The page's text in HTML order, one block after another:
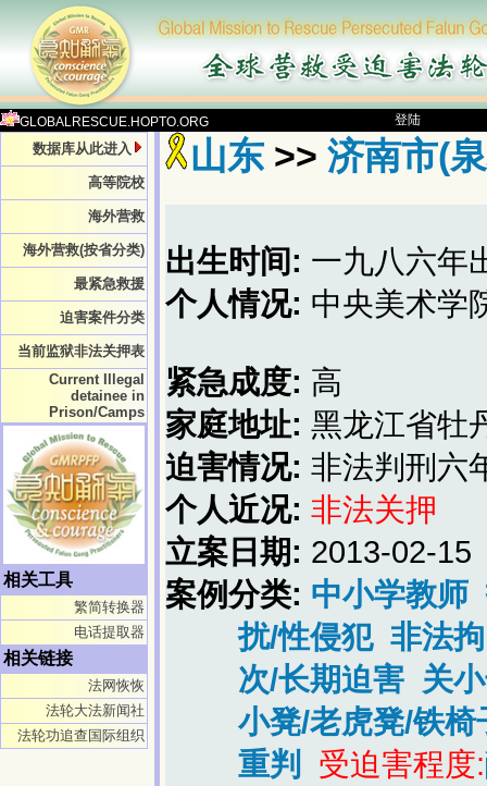
GLOBALRESCUE.HOPTO.ORG 登陆
数据库从此进入
高等院校
海外营救
海外营救(按省分类)
最紧急救援
迫害案件分类
当前监狱非法关押表
Current Illegal
detainee in
Prison/Camps
相关工具
繁简转换器
电话提取器
相关链接
法网恢恢
法轮大法新闻社
法轮功追查国际组织
山东 >> 济南市(
出生时间: 一九八六年
个人情况: 中央美术学
紧急成度: 高
家庭地址: 黑龙江省牡
迫害情况: 非法判刑六
个人近况: 非法关押
立案日期: 2013-02-15
案例分类: 中小学教师
扰/性侵犯 非法
次/长期迫害 关
小凳/老虎凳/铁椅
重判
受迫害程度: